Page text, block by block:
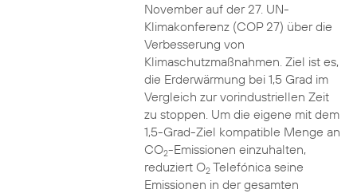
November auf der 27. UN-
Klimakonferenz (COP 27) über die
Verbesserung von
Klimaschutzmaßnahmen. Ziel ist es,
die Erderwärmung bei 1,5 Grad im
Vergleich zur vorindustriellen Zeit
zu stoppen. Um die eigene mit dem
1,5-Grad-Ziel kompatible Menge an
CO2-Emissionen einzuhalten,
reduziert O2Telefónica seine
Emissionen in der gesamten